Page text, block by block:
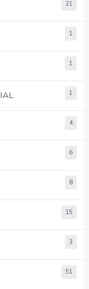
21
1
1
1
4
6
8
15
3
51